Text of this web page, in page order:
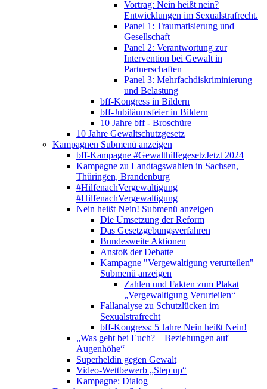
Vortrag: Nein heißt nein?
Entwicklungen im Sexualstrafrecht.
Panel 1: Traumatisierung und
Gesellschaft
Panel 2: Verantwortung zur
Intervention bei Gewalt in
Partnerschaften
Panel 3: Mehrfachdiskriminierung
und Belastung
bff-Kongress in Bildern
bff-Jubiläumsfeier in Bildern
10 Jahre bff - Broschüre
10 Jahre Gewaltschutzgesetz
Kampagnen Submenü anzeigen
bff-Kampagne #GewalthilfegesetzJetzt 2024
Kampagne zu Landtagswahlen in Sachsen,
Thüringen, Brandenburg
#HilfenachVergewaltigung
#HilfenachVergewaltigung
Nein heißt Nein! Submenü anzeigen
Die Umsetzung der Reform
Das Gesetzgebungsverfahren
Bundesweite Aktionen
Anstoß der Debatte
Kampagne "Vergewaltigung verurteilen"
Submenü anzeigen
Zahlen und Fakten zum Plakat
„Vergewaltigung Verurteilen“
Fallanalyse zu Schutzlücken im
Sexualstrafrecht
bff-Kongress: 5 Jahre Nein heißt Nein!
„Was geht bei Euch? – Beziehungen auf
Augenhöhe“
Superheldin gegen Gewalt
Video-Wettbewerb „Step up“
Kampagne: Dialog